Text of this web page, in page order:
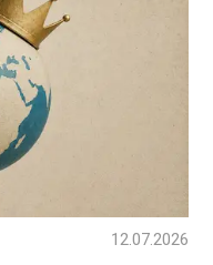
12.07.2026